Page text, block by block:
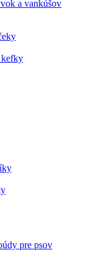
a vankúšov
kefky
pre psov